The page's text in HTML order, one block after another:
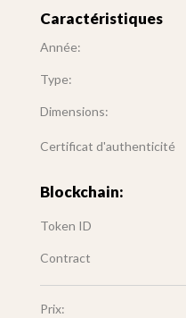
Caractéristiques
Année:
Type:
Dimensions:
Certificat d'authenticité
Blockchain:
Token ID
Contract
Prix: